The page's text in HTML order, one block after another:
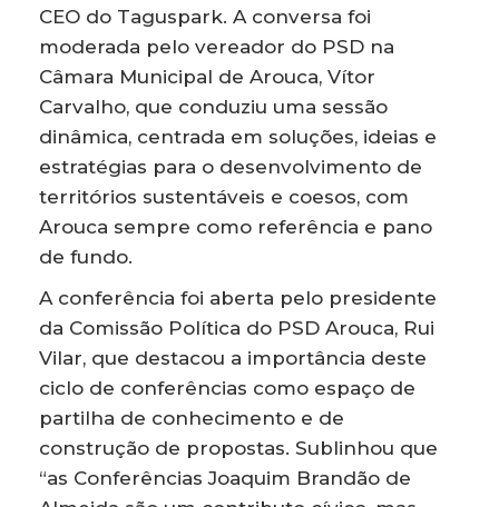
CEO do Taguspark. A conversa foi
moderada pelo vereador do PSD na
Câmara Municipal de Arouca, Vítor
Carvalho, que conduziu uma sessão
dinâmica, centrada em soluções, ideias e
estratégias para o desenvolvimento de
territórios sustentáveis e coesos, com
Arouca sempre como referência e pano
de fundo.
A conferência foi aberta pelo presidente
da Comissão Política do PSD Arouca, Rui
Vilar, que destacou a importância deste
ciclo de conferências como espaço de
partilha de conhecimento e de
construção de propostas. Sublinhou que
“as Conferências Joaquim Brandão de